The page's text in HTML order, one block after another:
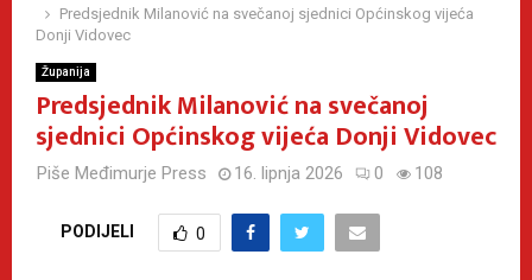
Predsjednik Milanović na svečanoj sjednici Općinskog vijeća
Donji Vidovec
Županija
Predsjednik Milanović na svečanoj
sjednici Općinskog vijeća Donji Vidovec
Piše Međimurje Press 16. lipnja 2026 0 108
PODIJELI 0